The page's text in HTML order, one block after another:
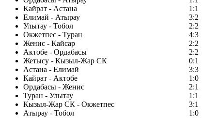
Кайрат - Астана
1:1
Елимай - Атырау
3:2
Улытау - Тобол
2:2
Окжетпес - Туран
4:3
Женис - Кайсар
2:2
Актобе - Ордабасы
2:2
Жетысу - Кызыл-Жар СК
0:1
Астана - Елимай
3:3
Кайрат - Актобе
1:0
Ордабасы - Женис
2:1
Туран - Улытау
1:1
Кызыл-Жар СК - Окжетпес
3:1
Атырау - Тобол
1:0